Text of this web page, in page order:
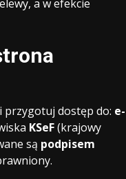
a w efekcie
przygotuj dostęp do: e-
KSeF(krajowy
są podpisem